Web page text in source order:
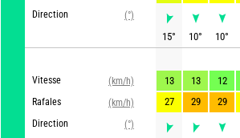
Direction
(°)
Vitesse
(km/h)
Rafales
(km/h)
Direction
(°)
15° 10° 10°
13 13 12
27
29 29